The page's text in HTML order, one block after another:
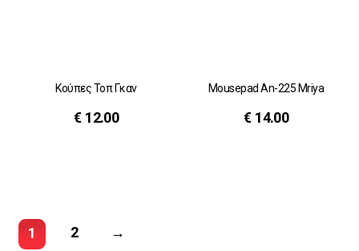
Κούπες Τοπ Γκαν
€ 12.00
Mousepad An-225 Mriya
€ 14.00
1 2 →